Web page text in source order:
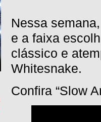
Nessa
e a faixa
clássico e
Whitesnake.
Confira “Slow